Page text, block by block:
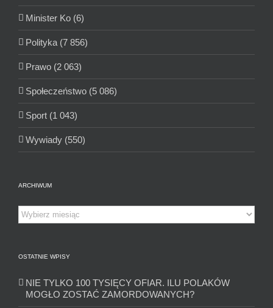
Minister Ko (6)
Polityka (7 856)
Prawo (2 063)
Społeczeństwo (5 086)
Sport (1 043)
Wywiady (550)
ARCHIWUM
Archiwum
OSTATNIE WPISY
NIE TYLKO 100 TYSIĘCY OFIAR. ILU POLAKÓW
MOGŁO ZOSTAĆ ZAMORDOWANYCH?